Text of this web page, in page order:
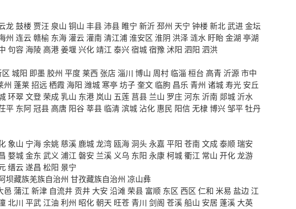
龙鼓楼 贾汪 泉山 铜山 丰县 沛县 睢宁 新沂邳州 天宁 钟楼 新北武进金坛
州 连云赣榆 东海灌云灌南 清江浦淮安区 淮阴 洪泽 涟水 盱眙金湖 亭湖
句容 海陵 高港姜堰兴化靖江 泰兴宿城宿豫 沭阳 泗阳 泗洪
城阳 即墨 胶州 平度 莱西 张店 淄川 博山 周村 临淄 桓台 高青 沂源市中
州 蓬莱招远 栖霞 海阳 潍城 寒亭 坊子奎文 临朐 昌乐 青州 诸城寿光 安丘
环翠文登 荣成乳山 东港 岚山 五莲 莒县 兰山 罗庄河东 沂南 郯城 沂水
平 东阿冠县 高唐 阳谷莘县 临清滨城 沾化 惠民 阳信无棣博兴邹平牡丹
象山 宁海余姚 慈溪 鹿城龙湾 瓯海洞头 永嘉 平阳 苍南 文成泰顺瑞安
婺城金东 武义 浦江 磐安 兰溪 义乌 东阳 永康柯城衢江 常山 开化龙游
缙云遂昌 松阳 景宁
坝藏族羌族自治州 甘孜藏族自治州 凉山彝
邑 蒲江 新津 自流井 贡井 大安 沿滩 荣县 富顺 东区 西区 仁和 米易 盐边 江
北川 平武 江油 利州 昭化朝天 旺苍 青川 剑阁 苍溪船山 安居 蓬溪 大英